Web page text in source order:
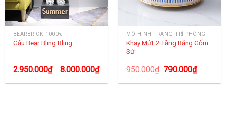
BEARBRICK 1000%
Gấu Bear Bling Bling
2.950.000₫– 8.000.000₫
MÔ HÌNH TRANG TRÍ PHÒNG
Khay Mứt 2 Tầng Bằng Gốm
Sứ
950.000₫ 790.000₫